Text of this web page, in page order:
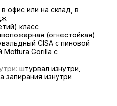
офис или на склад, в
класс
(огнестойкая)
CISA c пиновой
Mottura Gorilla с
штурвал изнутри,
запирания изнутри